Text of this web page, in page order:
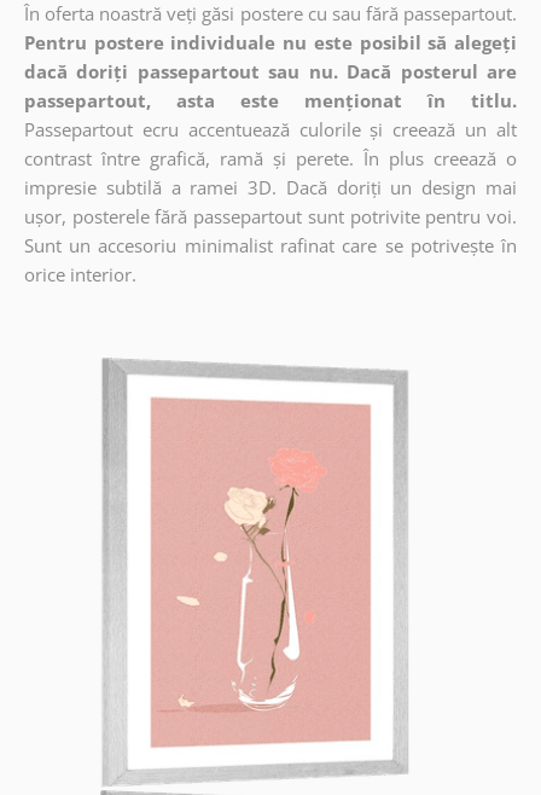
În oferta noastră veți găsi postere cu sau fără passepartout.
Pentru postere individuale nu este posibil să alegeți
dacă doriți passepartout sau nu. Dacă posterul are
passepartout, asta este menționat în titlu.
Passepartout ecru accentuează culorile și creează un alt
contrast între grafică, ramă și perete. În plus creează o
impresie subtilă a ramei 3D. Dacă doriți un design mai
ușor, posterele fără passepartout sunt potrivite pentru voi.
Sunt un accesoriu minimalist rafinat care se potrivește în
orice interior.